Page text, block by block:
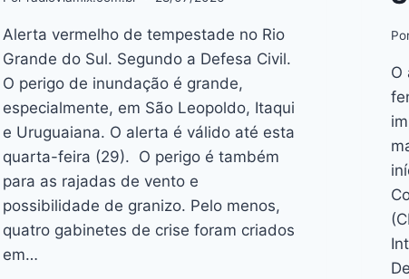
Alerta vermelho de tempestade no Rio
Grande do Sul. Segundo a Defesa Civil.
O perigo de inundação é grande,
especialmente, em São Leopoldo, Itaqui
e Uruguaiana. O alerta é válido até esta
quarta-feira (29). O perigo é também
para as rajadas de vento e
possibilidade de granizo. Pelo menos,
quatro gabinetes de crise foram criados
em…
O